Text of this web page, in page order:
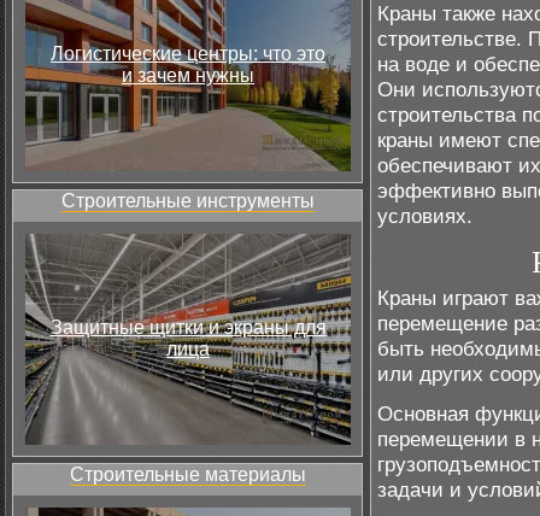
Логистические центры: что это
и зачем нужны
Строительные инструменты
Защитные щитки и экраны для
лица
Строительные материалы
Краны также
строительстве.
на воде и
Они
строительства
краны имеют
обеспечивают
эффективно
условиях.
Краны играют
перемещение
быть
или других
Основная
перемещении в
задачи и